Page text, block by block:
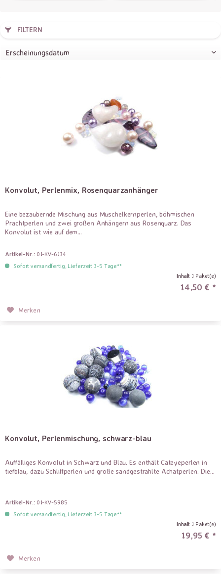
FILTERN
Konvolut, Perlenmix, Rosenquarzanhänger
Eine bezaubernde Mischung aus Muschelkernperlen, böhmischen
Prachtperlen und zwei großen Anhängern aus Rosenquarz. Das
Konvolut ist wie auf dem...
Artikel-Nr.: 01-KV-6134
Sofort versandfertig, Lieferzeit 3-5 Tage**
Inhalt 1 Paket(e)
14,50 € *
Merken
Konvolut, Perlenmischung, schwarz-blau
Auffälliges Konvolut in Schwarz und Blau. Es enthält Cateyeperlen in
tiefblau, dazu Schliffperlen und große sandgestrahlte Achatperlen. Die...
Artikel-Nr.: 01-KV-5985
Sofort versandfertig, Lieferzeit 3-5 Tage**
Inhalt 1 Paket(e)
19,95 € *
Merken